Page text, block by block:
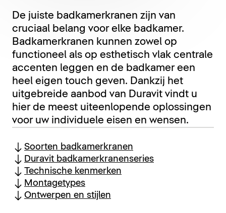
De juiste badkamerkranen zijn van
cruciaal belang voor elke badkamer.
Badkamerkranen kunnen zowel op
functioneel als op esthetisch vlak centrale
accenten leggen en de badkamer een
heel eigen touch geven. Dankzij het
uitgebreide aanbod van Duravit vindt u
hier de meest uiteenlopende oplossingen
voor uw individuele eisen en wensen.
Soorten badkamerkranen
Duravit badkamerkranenseries
Technische kenmerken
Montagetypes
Ontwerpen en stijlen